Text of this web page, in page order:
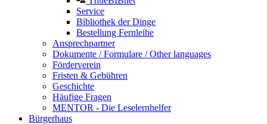
Service
Bibliothek der Dinge
Bestellung Fernleihe
Ansprechpartner
Dokumente / Formulare / Other languages
Förderverein
Fristen & Gebühren
Geschichte
Häufige Fragen
MENTOR - Die Leselernhelfer
Bürgerhaus